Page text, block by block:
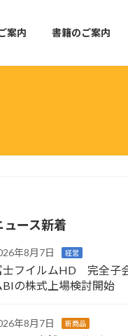
案内 書籍のご案内
ュース新着
年8月7日 経営
士フイルムHD 完全子
BIの株式上場検討開始
年8月7日 新商品